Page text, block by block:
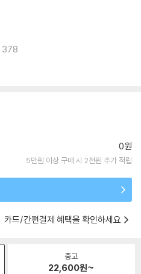
378
0원
5만원 이상 구매 시 2천원 추가 적립
카드/간편결제 혜택을 확인하세요
중고
22,600원~